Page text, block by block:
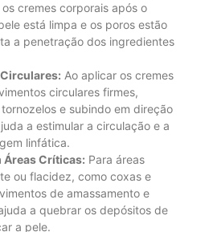
cremes corporais após o
está limpa e os poros estão
a penetração dos ingredientes
Ao aplicar os cremes
circulares firmes,
e subindo em direção
a estimular a circulação e a
linfática.
Críticas: Para áreas
ou flacidez, como coxas e
de amassamento e
a quebrar os depósitos de
a pele.